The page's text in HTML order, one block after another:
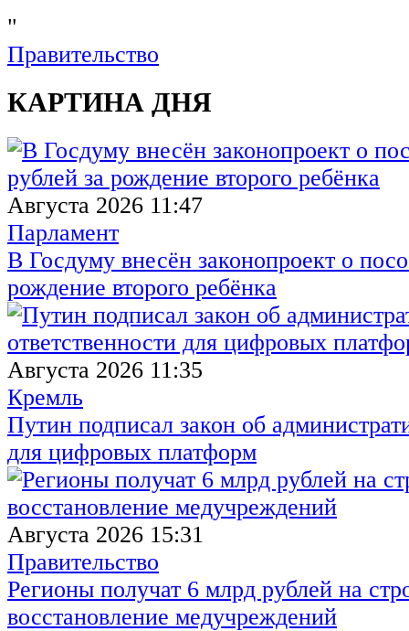
"
Правительство
КАРТИНА ДНЯ
Августа 2026 11:47
Парламент
В Госдуму внесён законопроект о
рождение второго ребёнка
Августа 2026 11:35
Кремль
Путин подписал закон об
для цифровых платформ
Августа 2026 15:31
Правительство
Регионы получат 6 млрд рублей на
восстановление медучреждений